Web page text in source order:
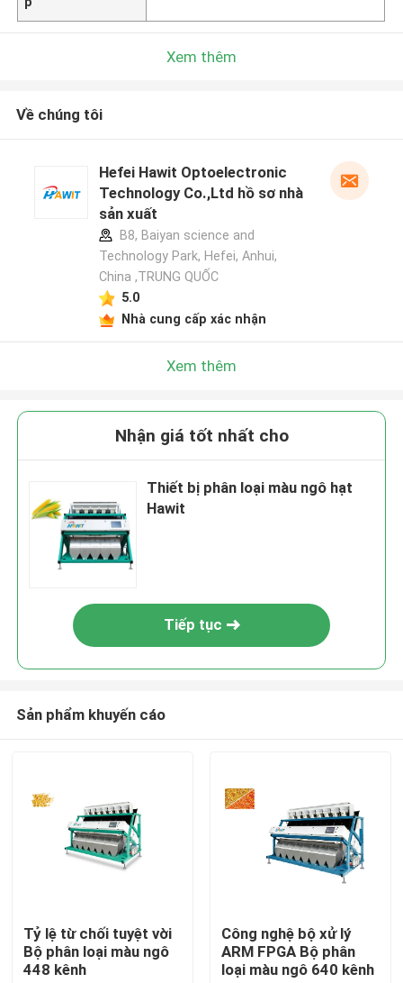
Xem thêm
Về chúng tôi
Hefei Hawit Optoelectronic
Technology Co.,Ltd hồ sơ nhà
sản xuất
B8, Baiyan science and
Technology Park, Hefei, Anhui,
China ,TRUNG QUỐC
5.0
Nhà cung cấp xác nhận
Xem thêm
Nhận giá tốt nhất cho
Thiết bị phân loại màu ngô hạt
Hawit
Tiếp tục
Sản phẩm khuyến cáo
Tỷ lệ từ chối tuyệt vời
Bộ phân loại màu ngô
448 kênh
Công nghệ bộ xử lý
ARM FPGA Bộ phân
loại màu ngô 640 kênh